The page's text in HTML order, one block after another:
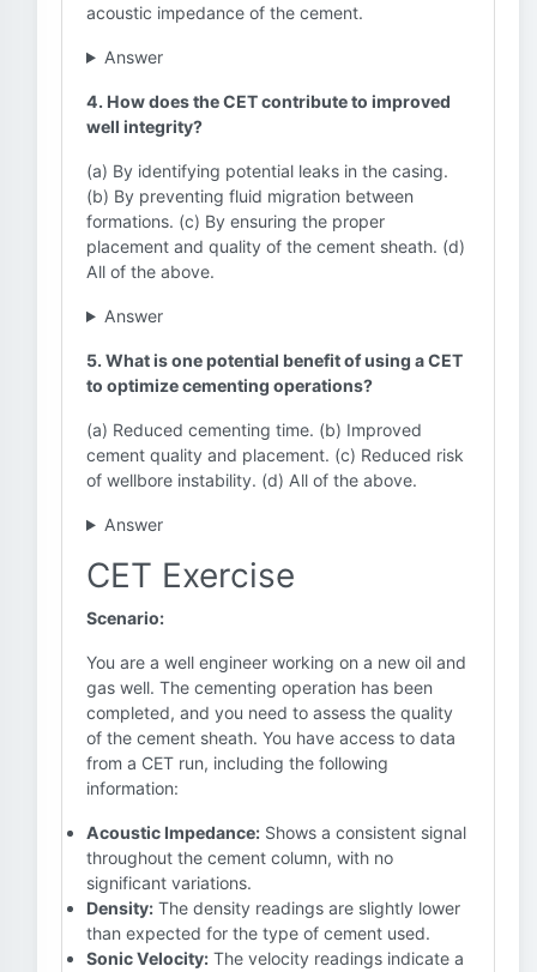
acoustic impedance of the cement.
Answer
4. How does the CET contribute to improved
well integrity?
(a) By identifying potential leaks in the casing.
(b) By preventing fluid migration between
formations. (c) By ensuring the proper
placement and quality of the cement sheath. (d)
All of the above.
Answer
5. What is one potential benefit of using a CET
to optimize cementing operations?
(a) Reduced cementing time. (b) Improved
cement quality and placement. (c) Reduced risk
of wellbore instability. (d) All of the above.
Answer
CET Exercise
Scenario:
You are a well engineer working on a new oil and
gas well. The cementing operation has been
completed, and you need to assess the quality
of the cement sheath. You have access to data
from a CET run, including the following
information:
Acoustic Impedance: Shows a consistent signal
throughout the cement column, with no
significant variations.
Density: The density readings are slightly lower
than expected for the type of cement used.
Sonic Velocity: The velocity readings indicate a